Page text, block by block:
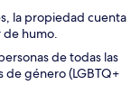
la propiedad cuenta
humo.
de todas las
de género (LGBTQ+